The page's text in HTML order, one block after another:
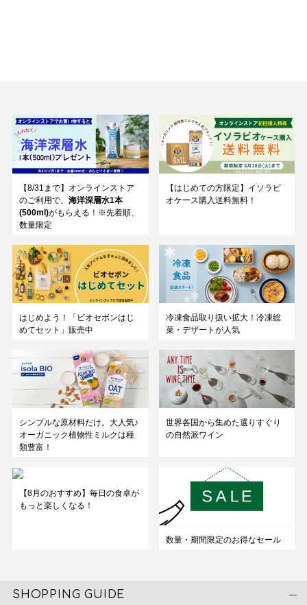
【8/31まで】オンラインストア
のご利用で、 海洋深層水1本
(500ml)がもらえる！※先着順、
数量限定
【はじめての方限定】イソラビ
オケース購入送料無料！
はじめよう！「ビオセボンはじ
めてセット」販売中
冷凍食品取り扱い拡大！冷凍総
菜・デザートが人気
シンプルな原材料だけ。大人気♪
オーガニック植物性ミルクは種
類豊富！
世界各国から集めた選りすぐり
の自然派ワイン
【8月のおすすめ】毎日の食卓が
もっと楽しくなる！
数量・期間限定のお得なセール
SHOPPING GUIDE